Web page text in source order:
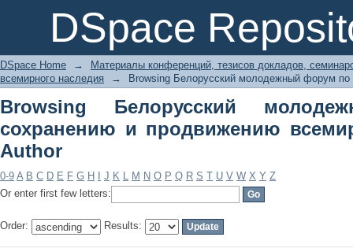
DSpace
Browsing Белорусский
всемирного наследия by Author
DSpace Home →
Материалы конференций, тезисов докладов,
всемирного наследия
→ Browsing Белорусский молодежный форум
Browsing Белорусский
сохранению и продвижению
Author
0-9 A B C D E F G H J K L M N O P Q R S T U V W X Y Z
Or enter first few letters:
Order: Results: